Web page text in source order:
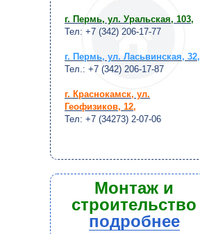
г. Пермь, ул. Уральская, 103,
Тел: +7 (342) 206-17-77
г. Пермь, ул. Ласьвинская, 32,
Тел.: +7 (342) 206-17-87
г. Краснокамск, ул.
Геофизиков, 12,
Тел: +7 (34273) 2-07-06
Монтаж и
строительство
подробнее